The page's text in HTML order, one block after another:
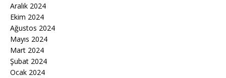
Aralık 2024
Ekim 2024
Ağustos 2024
Mayıs 2024
Mart 2024
Şubat 2024
Ocak 2024